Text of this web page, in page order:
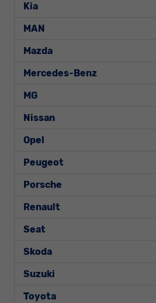
Kia
MAN
Mazda
Mercedes-Benz
MG
Nissan
Opel
Peugeot
Porsche
Renault
Seat
Skoda
Suzuki
Toyota